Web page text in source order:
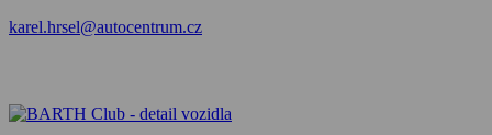
karel.hrsel@autocentrum.cz